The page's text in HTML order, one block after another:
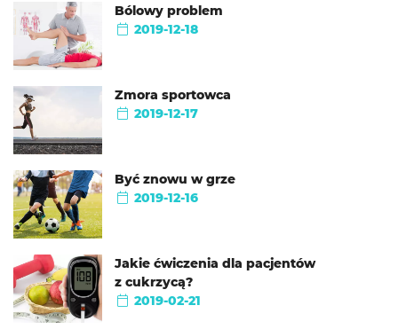
Bólowy problem
2019-12-18
Zmora sportowca
2019-12-17
Być znowu w grze
2019-12-16
Jakie ćwiczenia dla pacjentów
z cukrzycą?
2019-02-21